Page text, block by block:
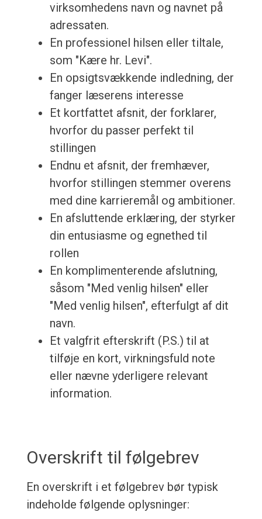
virksomhedens navn og navnet på
adressaten.
En professionel hilsen eller tiltale,
som "Kære hr. Levi".
En opsigtsvækkende indledning, der
fanger læserens interesse
Et kortfattet afsnit, der forklarer,
hvorfor du passer perfekt til
stillingen
Endnu et afsnit, der fremhæver,
hvorfor stillingen stemmer overens
med dine karrieremål og ambitioner.
En afsluttende erklæring, der styrker
din entusiasme og egnethed til
rollen
En komplimenterende afslutning,
såsom "Med venlig hilsen" eller
"Med venlig hilsen", efterfulgt af dit
navn.
Et valgfrit efterskrift (P.S.) til at
tilføje en kort, virkningsfuld note
eller nævne yderligere relevant
information.
Overskrift til følgebrev
En overskrift i et følgebrev bør typisk
indeholde følgende oplysninger: